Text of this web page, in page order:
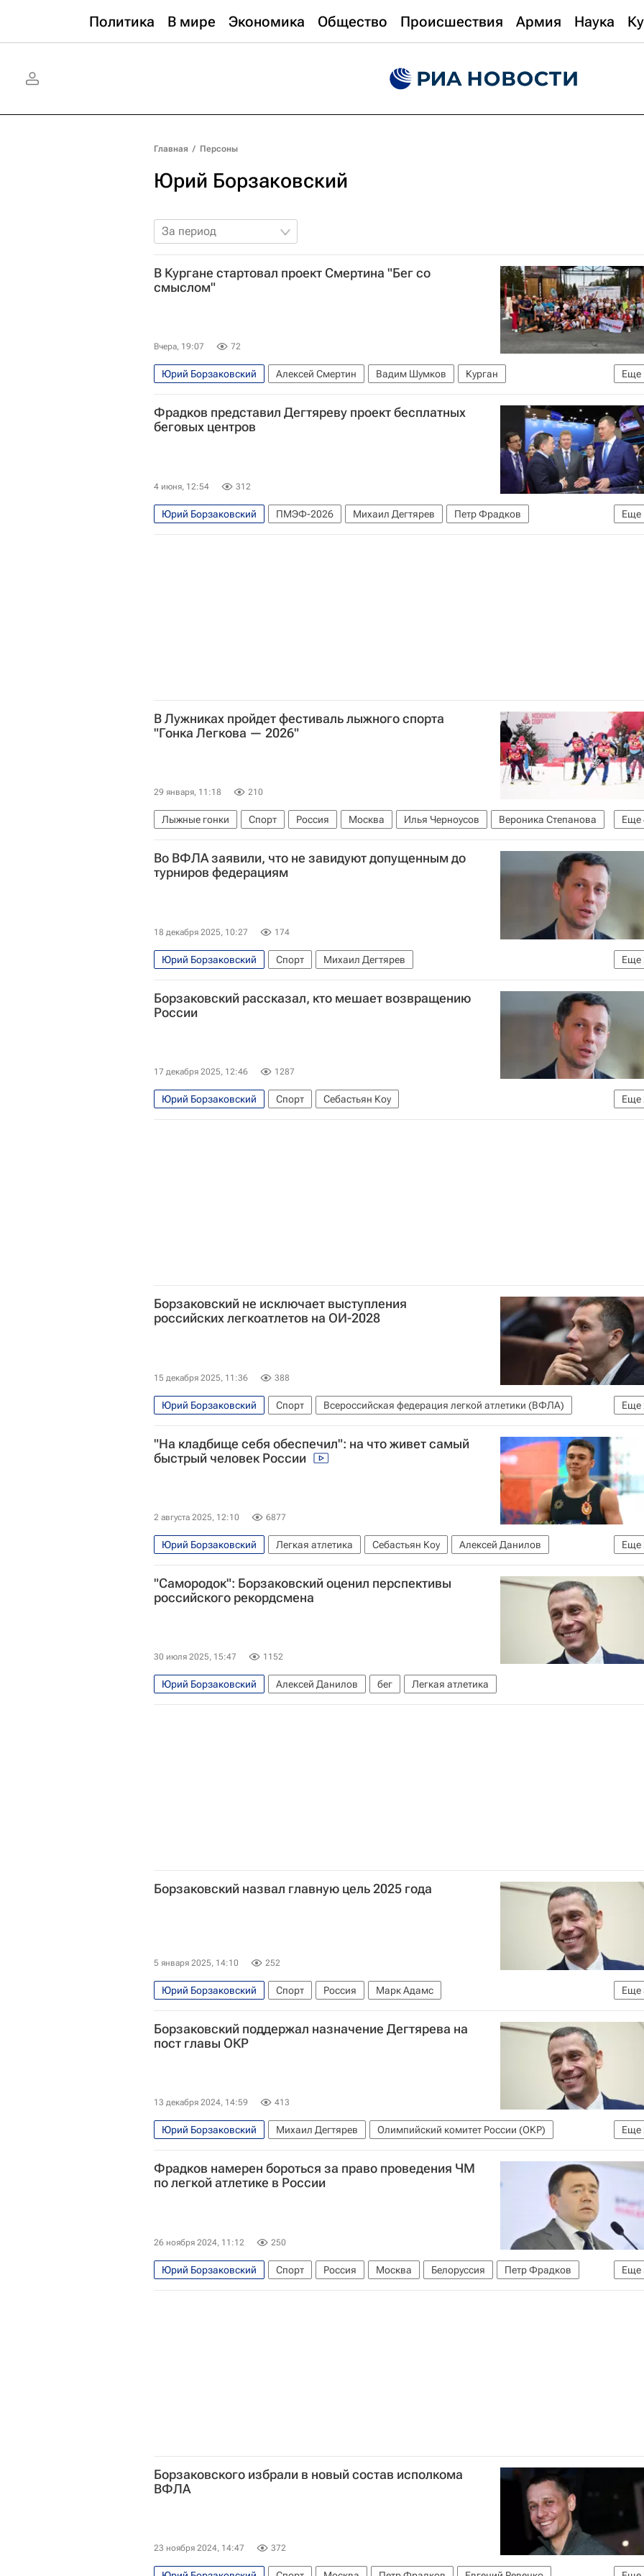
Политика В мире Экономика Общество Происшествия Армия Наука
Главная / Персоны
Юрий Борзаковский
За период
В Кургане стартовал проект Смертина "Бег со
смыслом"
Вчера, 19:07 72
Еще
Юрий Борзаковский Алексей Смертин Вадим Шумков
Курган
Всероссийская федерация легкой атлетики (ВФЛА)
Фрадков представил Дегтяреву проект бесплатных
беговых центров
4 июня, 12:54 312
Еще
Юрий Борзаковский ПМЭФ-2026 Михаил Дегтярев
Петр Фрадков
Всероссийская федерация легкой атлетики (ВФЛА)
В Лужниках пройдет фестиваль лыжного спорта
"Гонка Легкова — 2026"
29 января, 11:18 210
Еще
Лыжные гонки Спорт Россия Москва Илья Черноусов
Вероника Степанова
Артем Мальцев
Александр Легков Иван Черезов Илья Черноусов
Во ВФЛА заявили, что не завидуют допущенным до
турниров федерациям
18 декабря 2025, 10:27 174
Еще
Юрий Борзаковский Спорт
Михаил Дегтярев
Всероссийская федерация легкой атлетики (ВФЛА)
Олимпийский комитет России (ОКР)
Борзаковский рассказал, кто мешает возвращению
России
17 декабря 2025, 12:46 1287
Еще
Юрий Борзаковский Спорт
Себастьян Коу
Всероссийская федерация легкой атлетики (ВФЛА)
Борзаковский не исключает выступления
российских легкоатлетов на ОИ-2028
15 декабря 2025, 11:36 388
Еще
Юрий Борзаковский Спорт
Всероссийская федерация легкой атлетики (ВФЛА)
Всемирная легкоатлетическая ассоциация (World Athletics)
Легкая атлетика
"На кладбище себя обеспечил": на что живет самый
быстрый человек России
2 августа 2025, 12:10 6877
Еще
Юрий Борзаковский Легкая атлетика Себастьян Коу
Алексей Данилов
Авторы РИА Новости Спорт
Интервью РИА Спорт
"Самородок": Борзаковский оценил перспективы
российского рекордсмена
30 июля 2025, 15:47 1152
Юрий Борзаковский Алексей Данилов бег Легкая атлетика
Борзаковский назвал главную цель 2025 года
5 января 2025, 14:10 252
Еще
Юрий Борзаковский Спорт Россия
Марк Адамс
Международный олимпийский комитет (МОК)
Всероссийская федерация легкой атлетики (ВФЛА)
БРИКС
Борзаковский поддержал назначение Дегтярева на
пост главы ОКР
13 декабря 2024, 14:59 413
Еще
Юрий Борзаковский Михаил Дегтярев
Олимпийский комитет России (ОКР)
Всероссийская федерация легкой атлетики (ВФЛА)
Спорт
Фрадков намерен бороться за право проведения ЧМ
по легкой атлетике в России
26 ноября 2024, 11:12 250
Еще
Юрий Борзаковский Спорт Россия Москва Белоруссия
Петр Фрадков
Ирина Привалова
Всероссийская федерация легкой атлетики (ВФЛА)
Борзаковского избрали в новый состав исполкома
ВФЛА
23 ноября 2024, 14:47 372